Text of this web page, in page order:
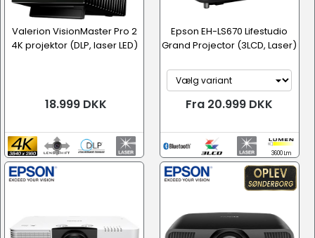
Valerion VisionMaster Pro 2
4K projektor (DLP, laser LED)
18.999 DKK
Epson EH-LS670 Lifestudio
Grand Projector (3LCD, Laser)
Fra 20.999 DKK
3600 Lm